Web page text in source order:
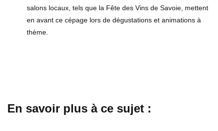
salons locaux, tels que la Fête des Vins de Savoie, mettent
en avant ce cépage lors de dégustations et animations à
thème.
En savoir plus à ce sujet :